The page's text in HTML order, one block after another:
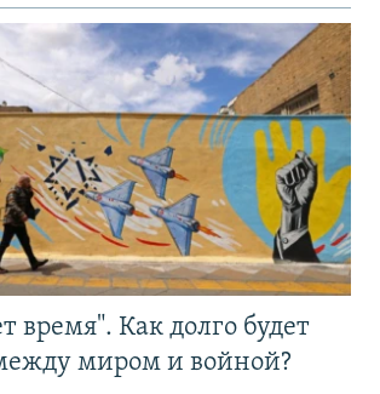
время". Как долго будет
миром и войной?